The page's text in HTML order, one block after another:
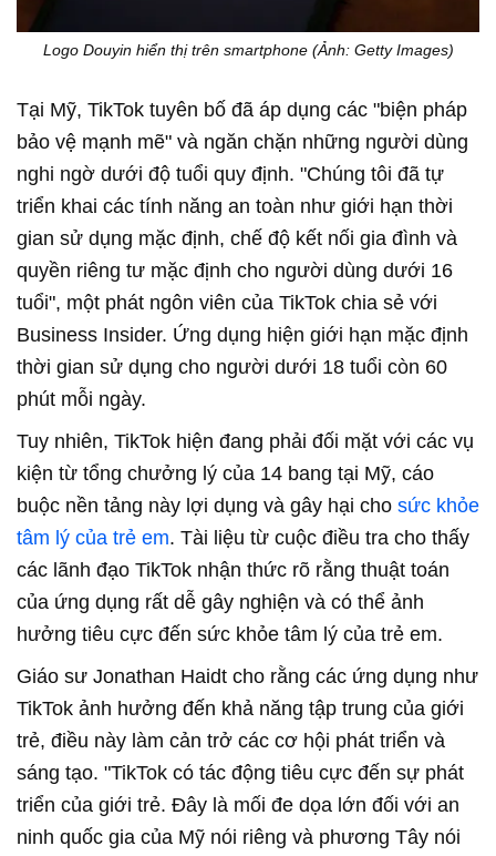
Logo Douyin hiển thị trên smartphone (Ảnh: Getty Images)
Tại Mỹ, TikTok tuyên bố đã áp dụng các "biện pháp
bảo vệ mạnh mẽ" và ngăn chặn những người dùng
nghi ngờ dưới độ tuổi quy định. "Chúng tôi đã tự
triển khai các tính năng an toàn như giới hạn thời
gian sử dụng mặc định, chế độ kết nối gia đình và
quyền riêng tư mặc định cho người dùng dưới 16
tuổi", một phát ngôn viên của TikTok chia sẻ với
Business Insider. Ứng dụng hiện giới hạn mặc định
thời gian sử dụng cho người dưới 18 tuổi còn 60
phút mỗi ngày.
Tuy nhiên, TikTok hiện đang phải đối mặt với các vụ
kiện từ tổng chưởng lý của 14 bang tại Mỹ, cáo
buộc nền tảng này lợi dụng và gây hại cho sức khỏe
tâm lý của trẻ em. Tài liệu từ cuộc điều tra cho thấy
các lãnh đạo TikTok nhận thức rõ rằng thuật toán
của ứng dụng rất dễ gây nghiện và có thể ảnh
hưởng tiêu cực đến sức khỏe tâm lý của trẻ em.
Giáo sư Jonathan Haidt cho rằng các ứng dụng như
TikTok ảnh hưởng đến khả năng tập trung của giới
trẻ, điều này làm cản trở các cơ hội phát triển và
sáng tạo. "TikTok có tác động tiêu cực đến sự phát
triển của giới trẻ. Đây là mối đe dọa lớn đối với an
ninh quốc gia của Mỹ nói riêng và phương Tây nói